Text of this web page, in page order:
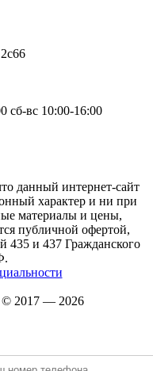
сб-вс 10:00-16:00
данный интернет-сайт
характер и ни при
материалы и цены,
публичной офертой,
435 и 437 Гражданского
© 2017 — 2026